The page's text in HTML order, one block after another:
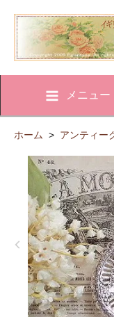
メニュー
ホーム > アンティー